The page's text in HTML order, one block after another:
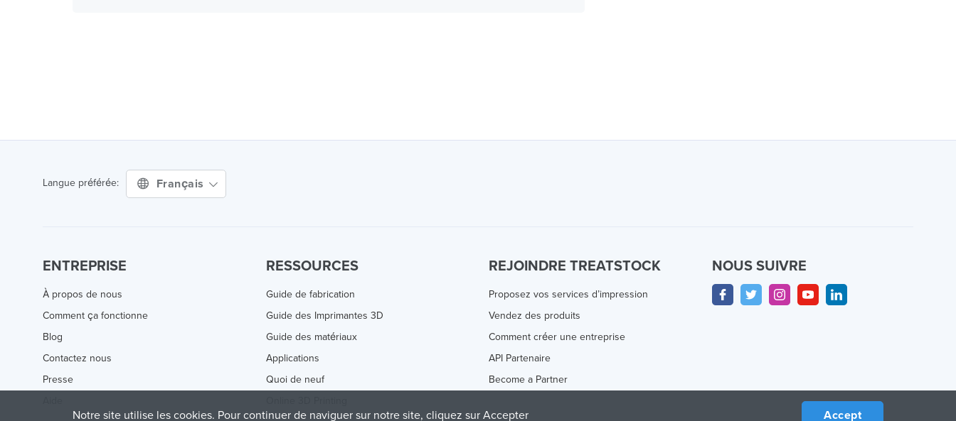
Langue préférée: Français
ENTREPRISE
À propos de nous
Comment ça fonctionne
Blog
Contactez nous
Presse
RESSOURCES
Guide de fabrication
Guide des Imprimantes 3D
Guide des matériaux
Applications
Quoi de neuf
REJOINDRE TREATSTOCK
Proposez vos services d’impression
Vendez des produits
Comment créer une entreprise
API Partenaire
Become a Partner
NOUS SUIVRE
Notre site utilise les cookies. Pour continuer de naviguer sur notre site, cliquez sur Accepter Accept